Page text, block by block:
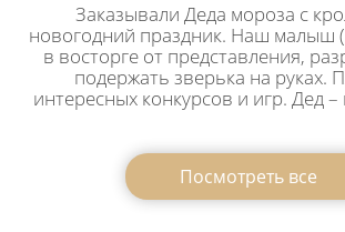
Заказывали Деда мороза с
новогодний праздник. Наш малыш
в восторге от представления,
подержать зверька на руках.
интересных конкурсов и игр. Дед –
Посмотреть все